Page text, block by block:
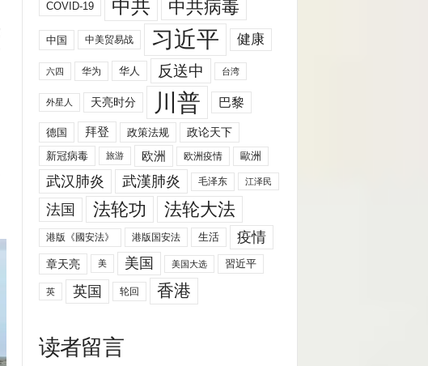
COVID-19 中共 中共病毒
中国 中美贸易战 习近平 健康
六四 华为 华人 反送中 台湾
外星人 天亮时分 川普 巴黎
德国 拜登 政策法规
政论天下
新冠病毒
旅游 欧洲 欧洲疫情 歐洲
武汉肺炎 武漢肺炎 毛泽东 江泽民
法国 法轮功 法轮大法
港版《國安法》 港版国安法 生活 疫情
章天亮 美 美国 美国大选 習近平
英 英国 轮回 香港
读者留言